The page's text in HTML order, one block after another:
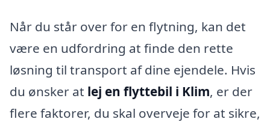
Når du står over for en flytning, kan det
være en udfordring at finde den rette
løsning til transport af dine ejendele. Hvis
du ønsker at lej en flyttebil i Klim, er der
flere faktorer, du skal overveje for at sikre,